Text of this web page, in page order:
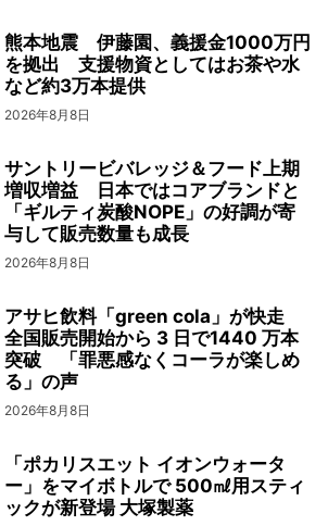
熊本地震 伊藤園、義援金1000万円
を拠出 支援物資としてはお茶や水
など約3万本提供
2026年8月8日
サントリービバレッジ＆フード上期
増収増益 日本ではコアブランドと
「ギルティ炭酸NOPE」の好調が寄
与して販売数量も成長
2026年8月8日
アサヒ飲料「green cola」が快走
全国販売開始から 3 日で1440 万本
突破 「罪悪感なくコーラが楽しめ
る」の声
2026年8月8日
「ポカリスエット イオンウォータ
ー」をマイボトルで 500㎖用スティ
ックが新登場 大塚製薬